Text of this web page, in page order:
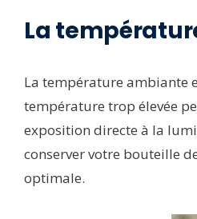
La
La température ambiante
température trop élevée
exposition directe à la
conserver votre bouteille
optimale.